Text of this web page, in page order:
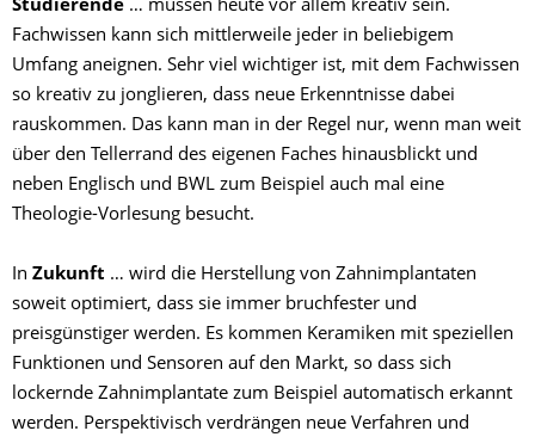
Studierende … müssen heute vor allem kreativ sein.
Fachwissen kann sich mittlerweile jeder in beliebigem
Umfang aneignen. Sehr viel wichtiger ist, mit dem Fachwissen
so kreativ zu jonglieren, dass neue Erkenntnisse dabei
rauskommen. Das kann man in der Regel nur, wenn man weit
über den Tellerrand des eigenen Faches hinausblickt und
neben Englisch und BWL zum Beispiel auch mal eine
Theologie-Vorlesung besucht.
In Zukunft … wird die Herstellung von Zahnimplantaten
soweit optimiert, dass sie immer bruchfester und
preisgünstiger werden. Es kommen Keramiken mit speziellen
Funktionen und Sensoren auf den Markt, so dass sich
lockernde Zahnimplantate zum Beispiel automatisch erkannt
werden. Perspektivisch verdrängen neue Verfahren und